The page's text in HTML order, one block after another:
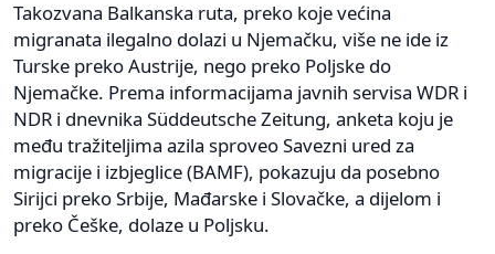
Takozvana Balkanska ruta, preko koje većina
migranata ilegalno dolazi u Njemačku, više ne ide iz
Turske preko Austrije, nego preko Poljske do
Njemačke. Prema informacijama javnih servisa WDR i
NDR i dnevnika Süddeutsche Zeitung, anketa koju je
među tražiteljima azila sproveo Savezni ured za
migracije i izbjeglice (BAMF), pokazuju da posebno
Sirijci preko Srbije, Mađarske i Slovačke, a dijelom i
preko Češke, dolaze u Poljsku.